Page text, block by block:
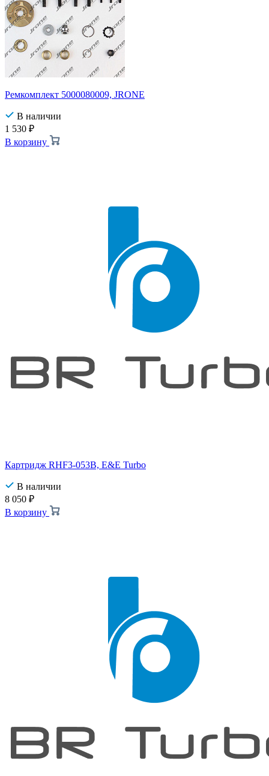
Ремкомплект 5000080009, JRONE
В наличии
1 530 ₽
В корзину
Картридж RHF3-053B, E&E Turbo
В наличии
8 050 ₽
В корзину